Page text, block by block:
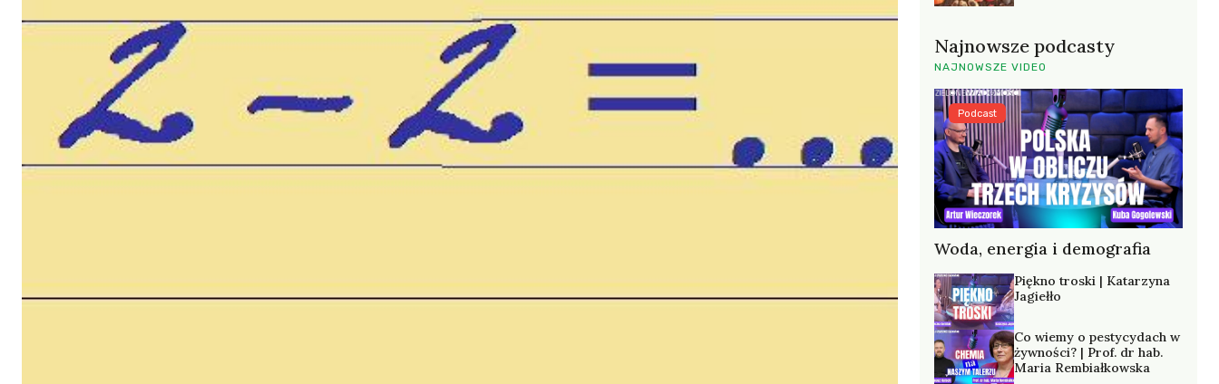
Najnowsze podcasty
NAJNOWSZE VIDEO
Woda, energia i demografia
Podcast
Piękno troski | Katarzyna
Jagiełło
Co wiemy o pestycydach w
żywności? | Prof. dr hab.
Maria Rembiałkowska